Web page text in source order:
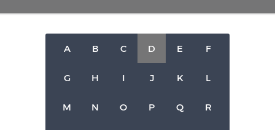
A B C D E F
G H I J K L
M N O P Q R